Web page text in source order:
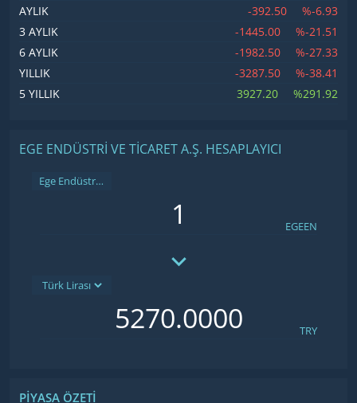
AYLIK
-392.50
%-6.93
3 AYLIK
-1445.00
%-21.51
6 AYLIK
-1982.50
%-27.33
YILLIK
-3287.50
%-38.41
5 YILLIK
3927.20 %291.92
EGE ENDÜSTRI VE TICARET A.Ş. HESAPLAYICI
Ege Endüstri ve Ticaret A.Ş.
EGEEN
TRY
PIYASA ÖZETI